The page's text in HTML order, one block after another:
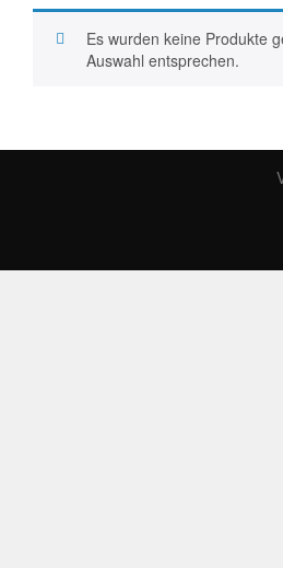
Es wurden keine Produkte
Auswahl entsprechen.